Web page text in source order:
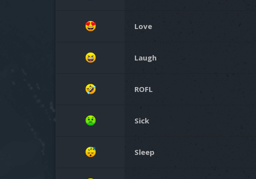
Love
Laugh
ROFL
Sick
Sleep